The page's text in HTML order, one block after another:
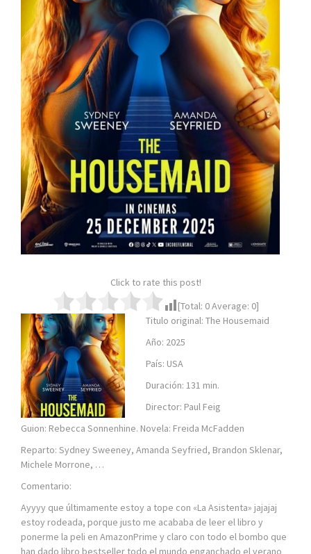
Click to rate this post!
[Total: 0Average: 0]
Titulo original: The Housemaid
Año: 2025
País: USA
Duración: 131 min.
Director: Paul Feig
Guion: Rebecca Sonnenhine. Novela: Freida McFadden
Reparto: Sydney Sweeney, Amanda Seyfried, Brandon Sklenar,
Michele Morrone, …
Comentario:
Ayyyy que últimamente estoy a tope con «La Asistenta» jajajaj
estoy rodeada, porque justo me acababa de leer el libro y
ponerme la peli en AmazonPrime y claro con todo el bombo que
han dado libro bestseller todo el mundo enganchado el verano